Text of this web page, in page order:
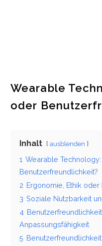
Wearable
oder
Inhalt ausblenden
1 Wearable
Benutzerfreundlichkeit?
2 Ergonomie, Ethik
3 Soziale Nutzbarkeit
4
Anpassungsfähigkeit
5